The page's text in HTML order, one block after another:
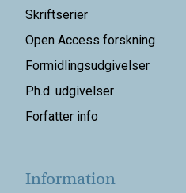
Skriftserier
Open Access forskning
Formidlingsudgivelser
Ph.d. udgivelser
Forfatter info
Information